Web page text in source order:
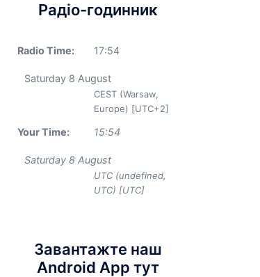
Радіо-годинник
Radio Time: 17:54
Saturday 8 August
CEST (Warsaw,
Europe) [UTC+2]
Your Time: 15:54
Saturday 8 August
UTC (undefined,
UTC) [UTC]
Завантажте наш
Android App тут